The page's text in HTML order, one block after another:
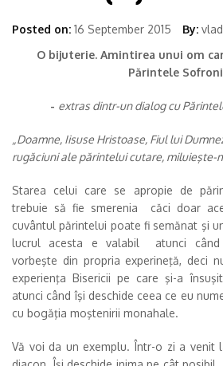
Posted on: 16 September 2015 By: vlad
O bijuterie. Amintirea unui om
Părintele
- extras dintr-un dialog cu
„Doamne, Iisuse Hristoase, Fiul lui
rugăciuni ale părintelui cutare, miluieşte-
Starea celui care se apropie de
trebuie să fie smerenia căci doar
cuvântul părintelui poate fi semănat şi
lucrul acesta e valabil atunci când
vorbeşte din propria experineţă, deci
experienţa Bisericii pe care şi-a
atunci când îşi deschide ceea ce eu
cu bogăţia moştenirii monahale.
Vă voi da un exemplu. Într-o zi a venit